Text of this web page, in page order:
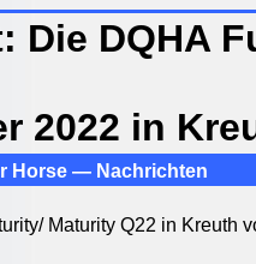
Die DQHA
2022 in
Horse — Nachrichten
Maturity Q22 in Kreuth